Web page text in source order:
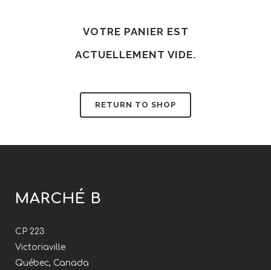
VOTRE PANIER EST
ACTUELLEMENT VIDE.
RETURN TO SHOP
MARCHÉ B
CP 223
Victoriaville
Québec, Canada